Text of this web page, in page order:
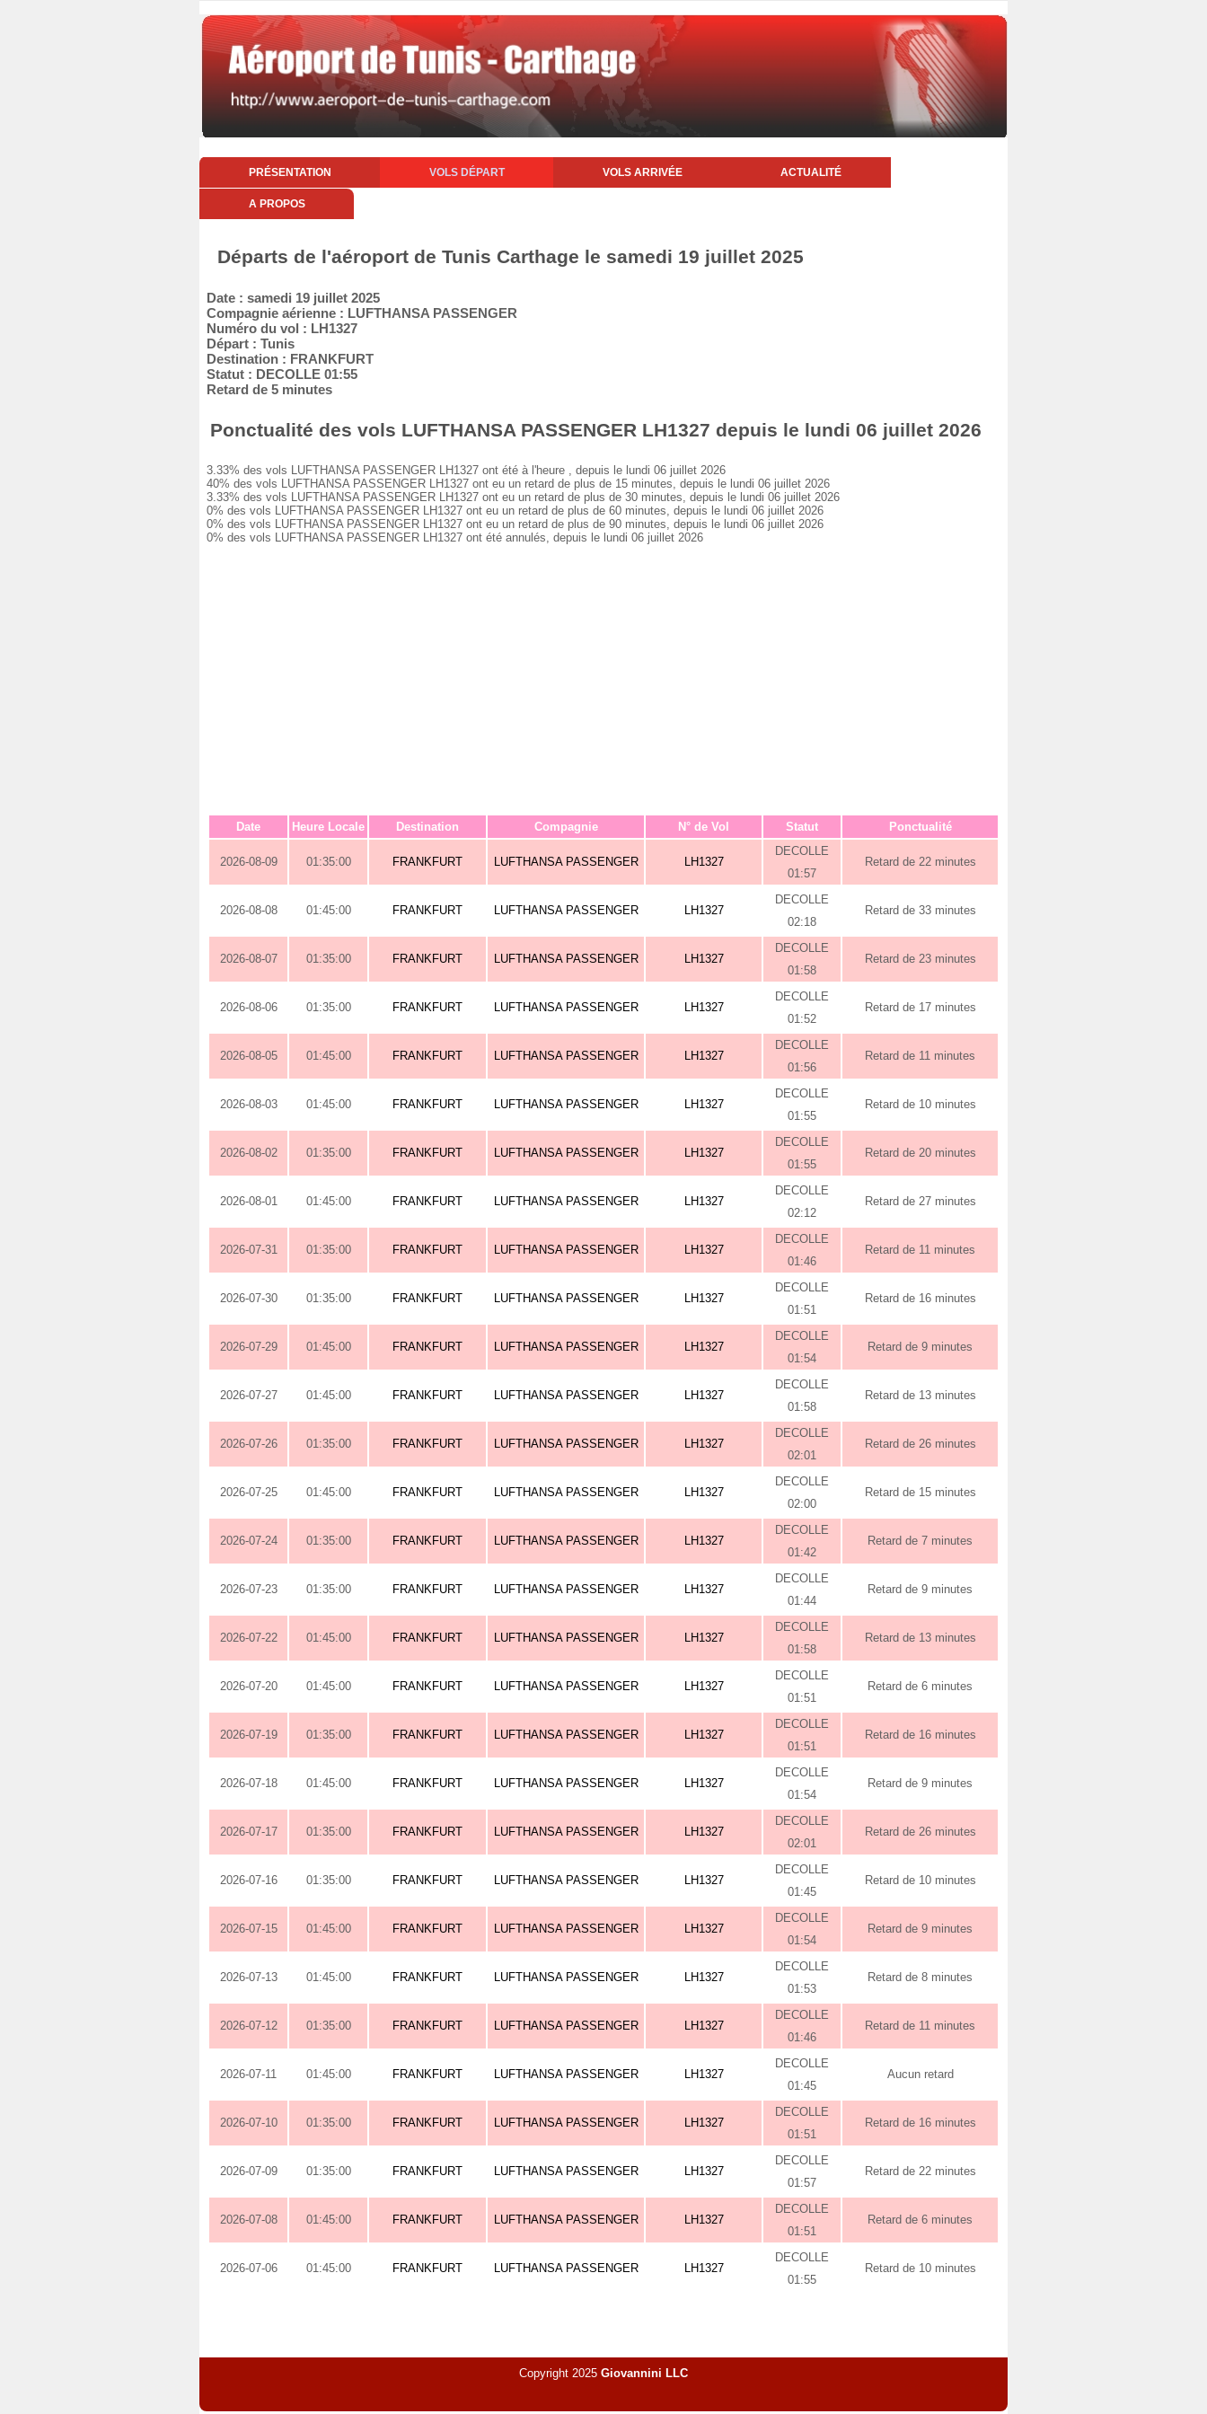
PRÉSENTATION VOLS DÉPART VOLS ARRIVÉE ACTUALITÉ
A PROPOS
Départs de l'aéroport de Tunis Carthage le samedi 19 juillet 2025
Date : samedi 19 juillet 2025
Compagnie aérienne : LUFTHANSA PASSENGER
Numéro du vol : LH1327
Départ : Tunis
Destination : FRANKFURT
Statut : DECOLLE 01:55
Retard de 5 minutes
Ponctualité des vols LUFTHANSA PASSENGER LH1327 depuis le lundi 06 juillet 2026
3.33% des vols LUFTHANSA PASSENGER LH1327 ont été à l'heure , depuis le lundi 06 juillet 2026
40% des vols LUFTHANSA PASSENGER LH1327 ont eu un retard de plus de 15 minutes, depuis le lundi 06 juillet 2026
3.33% des vols LUFTHANSA PASSENGER LH1327 ont eu un retard de plus de 30 minutes, depuis le lundi 06 juillet 2026
0% des vols LUFTHANSA PASSENGER LH1327 ont eu un retard de plus de 60 minutes, depuis le lundi 06 juillet 2026
0% des vols LUFTHANSA PASSENGER LH1327 ont eu un retard de plus de 90 minutes, depuis le lundi 06 juillet 2026
0% des vols LUFTHANSA PASSENGER LH1327 ont été annulés, depuis le lundi 06 juillet 2026
Date Heure Locale Destination Compagnie N° de Vol Statut Ponctualité
2026-08-09 01:35:00 FRANKFURT LUFTHANSA PASSENGER LH1327
DECOLLE
01:57
Retard de 22 minutes
2026-08-08 01:45:00 FRANKFURT LUFTHANSA PASSENGER LH1327
DECOLLE
02:18
Retard de 33 minutes
2026-08-07 01:35:00 FRANKFURT LUFTHANSA PASSENGER LH1327
DECOLLE
01:58
Retard de 23 minutes
2026-08-06 01:35:00 FRANKFURT LUFTHANSA PASSENGER LH1327
DECOLLE
01:52
Retard de 17 minutes
2026-08-05 01:45:00 FRANKFURT LUFTHANSA PASSENGER LH1327
DECOLLE
01:56
Retard de 11 minutes
2026-08-03 01:45:00 FRANKFURT LUFTHANSA PASSENGER LH1327
DECOLLE
01:55
Retard de 10 minutes
2026-08-02 01:35:00 FRANKFURT LUFTHANSA PASSENGER LH1327
DECOLLE
01:55
Retard de 20 minutes
2026-08-01 01:45:00 FRANKFURT LUFTHANSA PASSENGER LH1327
DECOLLE
02:12
Retard de 27 minutes
2026-07-31 01:35:00 FRANKFURT LUFTHANSA PASSENGER LH1327
DECOLLE
01:46
Retard de 11 minutes
2026-07-30 01:35:00 FRANKFURT LUFTHANSA PASSENGER LH1327
DECOLLE
01:51
Retard de 16 minutes
2026-07-29 01:45:00 FRANKFURT LUFTHANSA PASSENGER LH1327
DECOLLE
01:54
Retard de 9 minutes
2026-07-27 01:45:00 FRANKFURT LUFTHANSA PASSENGER LH1327
DECOLLE
01:58
Retard de 13 minutes
2026-07-26 01:35:00 FRANKFURT LUFTHANSA PASSENGER LH1327
DECOLLE
02:01
Retard de 26 minutes
2026-07-25 01:45:00 FRANKFURT LUFTHANSA PASSENGER LH1327
DECOLLE
02:00
Retard de 15 minutes
2026-07-24 01:35:00 FRANKFURT LUFTHANSA PASSENGER LH1327
DECOLLE
01:42
Retard de 7 minutes
2026-07-23 01:35:00 FRANKFURT LUFTHANSA PASSENGER LH1327
DECOLLE
01:44
Retard de 9 minutes
2026-07-22 01:45:00 FRANKFURT LUFTHANSA PASSENGER LH1327
DECOLLE
01:58
Retard de 13 minutes
2026-07-20 01:45:00 FRANKFURT LUFTHANSA PASSENGER LH1327
DECOLLE
01:51
Retard de 6 minutes
2026-07-19 01:35:00 FRANKFURT LUFTHANSA PASSENGER LH1327
DECOLLE
01:51
Retard de 16 minutes
2026-07-18 01:45:00 FRANKFURT LUFTHANSA PASSENGER LH1327
DECOLLE
01:54
Retard de 9 minutes
2026-07-17 01:35:00 FRANKFURT LUFTHANSA PASSENGER LH1327
DECOLLE
02:01
Retard de 26 minutes
2026-07-16 01:35:00 FRANKFURT LUFTHANSA PASSENGER LH1327
DECOLLE
01:45
Retard de 10 minutes
2026-07-15 01:45:00 FRANKFURT LUFTHANSA PASSENGER LH1327
DECOLLE
01:54
Retard de 9 minutes
2026-07-13 01:45:00 FRANKFURT LUFTHANSA PASSENGER LH1327
DECOLLE
01:53
Retard de 8 minutes
2026-07-12 01:35:00 FRANKFURT LUFTHANSA PASSENGER LH1327
DECOLLE
01:46
Retard de 11 minutes
2026-07-11 01:45:00 FRANKFURT LUFTHANSA PASSENGER LH1327
DECOLLE
01:45
Aucun retard
2026-07-10 01:35:00 FRANKFURT LUFTHANSA PASSENGER LH1327
DECOLLE
01:51
Retard de 16 minutes
2026-07-09 01:35:00 FRANKFURT LUFTHANSA PASSENGER LH1327
DECOLLE
01:57
Retard de 22 minutes
2026-07-08 01:45:00 FRANKFURT LUFTHANSA PASSENGER LH1327
DECOLLE
01:51
Retard de 6 minutes
2026-07-06 01:45:00 FRANKFURT LUFTHANSA PASSENGER LH1327
DECOLLE
01:55
Retard de 10 minutes
Copyright 2025 Giovannini LLC